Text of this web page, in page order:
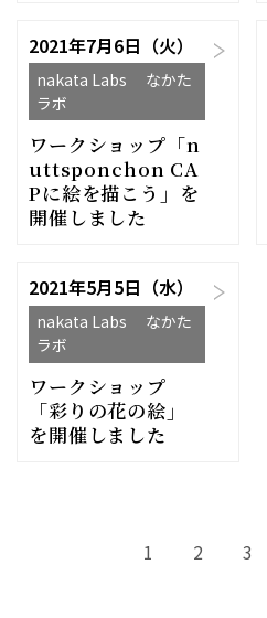
2021年7月6日（火）
nakata Labs なかた
ラボ
ワークショップ「n
uttsponchon CA
Pに絵を描こう」を
開催しました
2021年5月5日（水）
nakata Labs なかた
ラボ
ワークショップ
「彩りの花の絵」
を開催しました
1 2 3